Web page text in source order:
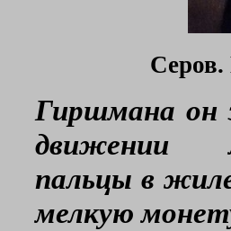
Гиршмана он
движении
пальцы в
мелкую